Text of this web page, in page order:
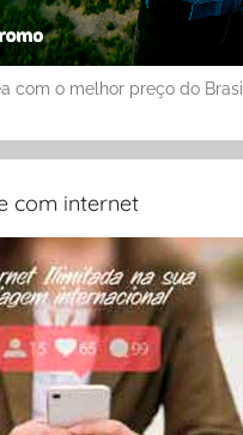
com o melhor preço do Brasil
com internet